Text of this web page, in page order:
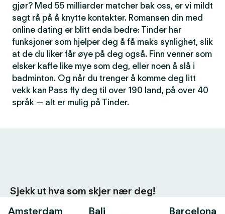
gjør? Med 55 milliarder matcher bak oss, er vi mildt
sagt rå på å knytte kontakter. Romansen din med
online dating er blitt enda bedre: Tinder har
funksjoner som hjelper deg å få maks synlighet, slik
at de du liker får øye på deg også. Finn venner som
elsker kaffe like mye som deg, eller noen å slå i
badminton. Og når du trenger å komme deg litt
vekk kan Pass fly deg til over 190 land, på over 40
språk — alt er mulig på Tinder.
Sjekk ut hva som skjer nær deg!
Amsterdam
Bali Barcelona